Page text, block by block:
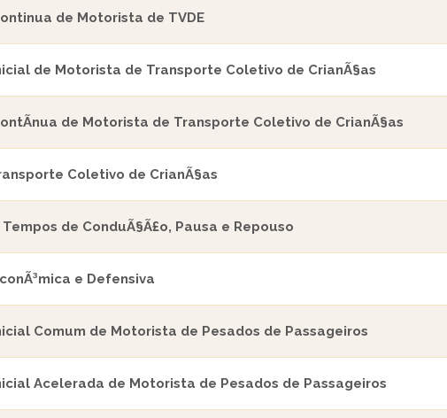
de Motorista de TVDE
de Motorista de Transporte Coletivo de CrianÃ§as
de Motorista de Transporte Coletivo de CrianÃ§as
Coletivo de CrianÃ§as
de ConduÃ§Ã£o, Pausa e Repouso
e Defensiva
Comum de Motorista de Pesados de Passageiros
Acelerada de Motorista de Pesados de Passageiros